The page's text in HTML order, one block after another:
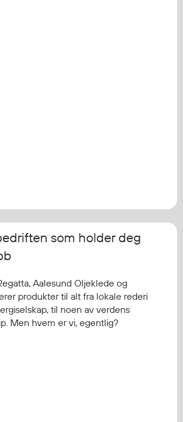
som holder deg
Aalesund Oljeklede og
produkter til alt fra lokale rederi
til noen av verdens
Men hvem er vi, egentlig?